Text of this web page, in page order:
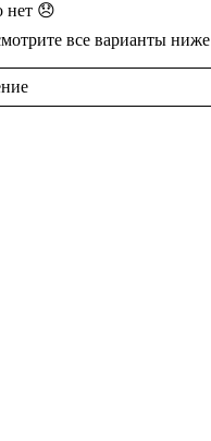
нет 😞
все варианты ниже